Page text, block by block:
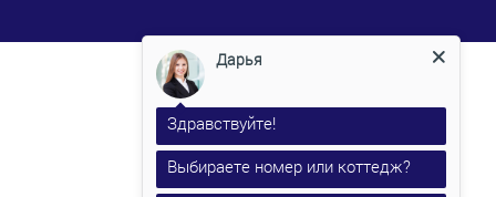
Дарья
Здравствуйте!
Выбираете номер или коттедж?